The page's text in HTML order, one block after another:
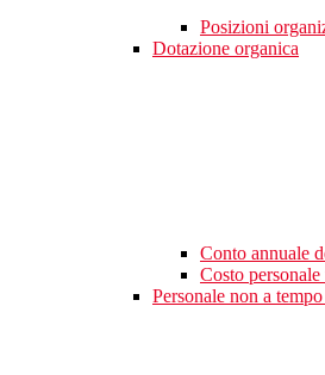
Posizioni
Dotazione organica
Conto annuale
Costo
Personale non a